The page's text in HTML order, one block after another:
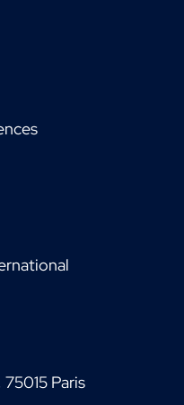
Paris